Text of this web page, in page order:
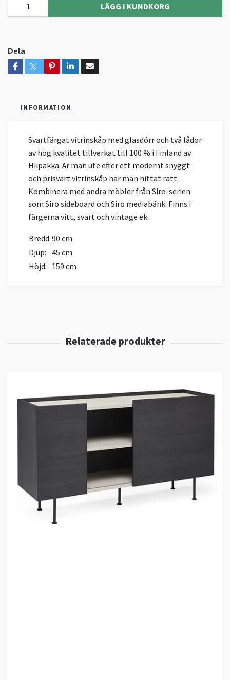
LÄGG I KUNDKORG
Dela
INFORMATION
Svartfärgat vitrinskåp med glasdörr och två lådor
av hög kvalitet tillverkat till 100 % i Finland av
Hiipakka. Är man ute efter ett modernt snyggt
och prisvärt vitrinskåp har man hittat rätt.
Kombinera med andra möbler från Siro-serien
som Siro sideboard och Siro mediabänk. Finns i
färgerna vitt, svart och vintage ek.
Bredd:90 cm
Djup:
45 cm
Höjd: 159 cm